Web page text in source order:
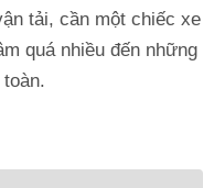
tải, cần một chiếc xe
quá nhiều đến những